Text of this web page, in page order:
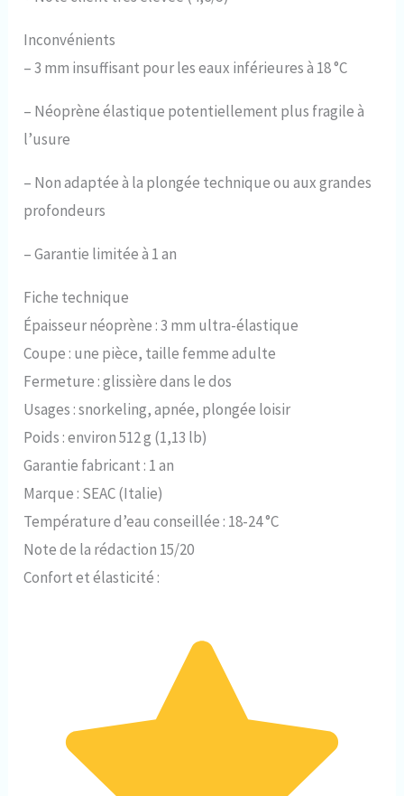
Inconvénients
–3 mm insuffisant pour les eaux inférieures à 18 °C
– Néoprène élastique potentiellement plus fragile à
l’usure
– Non adaptée à la plongée technique ou aux grandes
profondeurs
–Garantie limitée à 1 an
Fiche technique
Épaisseur néoprène : 3 mm ultra-élastique
Coupe : une pièce, taille femme adulte
Fermeture : glissière dans le dos
Usages : snorkeling, apnée, plongée loisir
Poids : environ 512 g (1,13 lb)
Garantie fabricant : 1 an
Marque : SEAC (Italie)
Température d’eau conseillée : 18-24 °C
Note de la rédaction 15/20
Confort et élasticité :